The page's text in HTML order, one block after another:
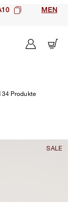
MEN
Produkte